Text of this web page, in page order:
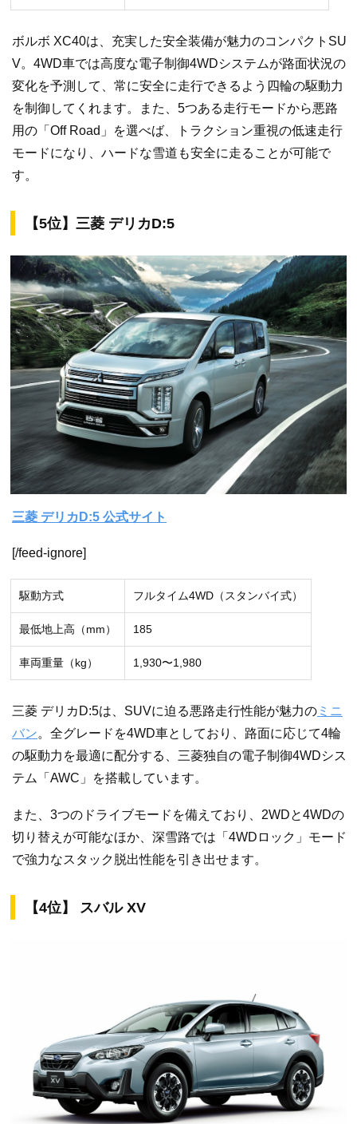
ボルボ XC40は、充実した安全装備が魅力のコンパクトSU
V。4WD車では高度な電子制御4WDシステムが路面状況の
変化を予測して、常に安全に走行できるよう四輪の駆動力
を制御してくれます。また、5つある走行モードから悪路
用の「Off Road」を選べば、トラクション重視の低速走行
モードになり、ハードな雪道も安全に走ることが可能で
す。
【5位】三菱 デリカD:5
三菱 デリカD:5 公式サイト
[/feed-ignore]
駆動方式 フルタイム4WD（スタンバイ式）
最低地上高（mm） 185
車両重量（kg） 1,930〜1,980
三菱 デリカD:5は、SUVに迫る悪路走行性能が魅力の ミニ
バン。全グレードを4WD車としており、路面に応じて4輪
の駆動力を最適に配分する、三菱独自の電子制御4WDシス
テム「AWC」を搭載しています。
また、3つのドライブモードを備えており、2WDと4WDの
切り替えが可能なほか、深雪路では「4WDロック」モード
で強力なスタック脱出性能を引き出せます。
【4位】 スバル XV